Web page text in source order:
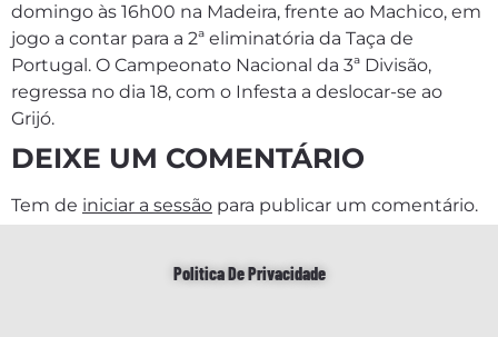
domingo às 16h00 na Madeira, frente ao Machico, em
jogo a contar para a 2ª eliminatória da Taça de
Portugal. O Campeonato Nacional da 3ª Divisão,
regressa no dia 18, com o Infesta a deslocar-se ao
Grijó.
DEIXE UM COMENTÁRIO
Tem de iniciar a sessão para publicar um comentário.
Politica De Privacidade